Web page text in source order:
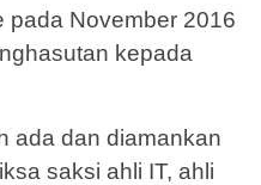
pada November 2016
kepada
ada dan diamankan
saksi ahli IT, ahli